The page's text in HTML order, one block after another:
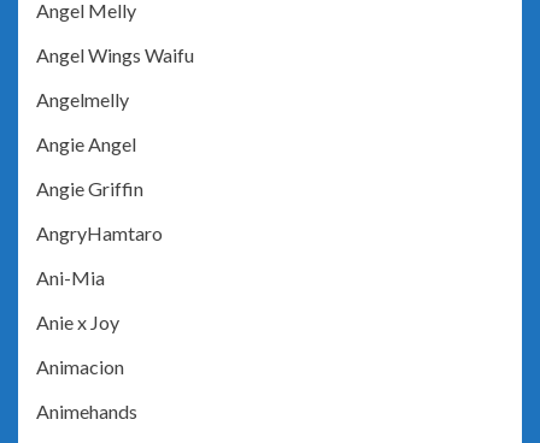
Angel Melly
Angel Wings Waifu
Angelmelly
Angie Angel
Angie Griffin
AngryHamtaro
Ani-Mia
Anie x Joy
Animacion
Animehands